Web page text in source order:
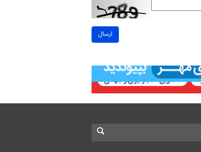
ارسال